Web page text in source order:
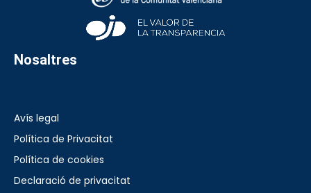
Nosaltres
Avís legal
Política de Privacitat
Política de cookies
Declaració de privacitat